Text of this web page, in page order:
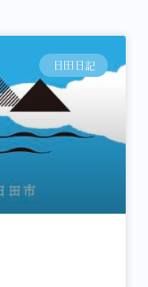
日田日記